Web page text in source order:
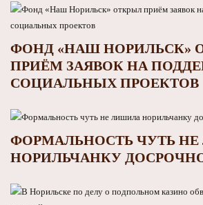
ФОНД «НАШ НОРИЛЬСК»
ПРИЁМ ЗАЯВОК НА
СОЦИАЛЬНЫХ ПРОЕКТОВ
ФОРМАЛЬНОСТЬ ЧУТЬ
НОРИЛЬЧАНКУ